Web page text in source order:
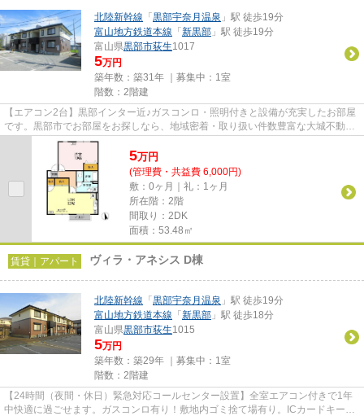
北陸新幹線 「 黒部宇奈月温泉 」駅 徒歩19分
富山地方鉄道本線 「 新黒部 」駅 徒歩19分
富山県黒部市荻生1017
5万円
築年数：築31年 ｜募集中： 1室
階数：2階建
【エアコン2台】黒部インター近♪ガスコンロ・照明付きと設備が充実したお部屋
です。黒部市でお部屋をお探しなら、地域密着・取り扱い件数豊富な大城不動産
へお気軽にご相談ください♪
5万円
(管理費・共益費 6,000円)
敷：0ヶ月｜礼：1ヶ月
所在階：2階
間取り：2DK
面積：53.48㎡
賃貸｜アパート ヴィラ・アネシス D棟
北陸新幹線 「 黒部宇奈月温泉 」駅 徒歩19分
富山地方鉄道本線 「 新黒部 」駅 徒歩18分
富山県黒部市荻生1015
5万円
築年数：築29年 ｜募集中： 1室
階数：2階建
【24時間（夜間・休日）緊急対応コールセンター設置】全室エアコン付きで1年
中快適に過ごせます。ガスコンロ有り！敷地内ゴミ捨て場有り。ICカードキー兼